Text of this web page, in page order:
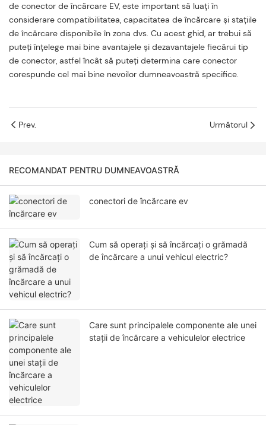
de conector de încărcare EV, este important să luați în
considerare compatibilitatea, capacitatea de încărcare și stațiile
de încărcare disponibile în zona dvs. Cu acest ghid, ar trebui să
puteți înțelege mai bine avantajele și dezavantajele fiecărui tip
de conector, astfel încât să puteți determina care conector
corespunde cel mai bine nevoilor dumneavoastră specifice.
Prev. Următorul
RECOMANDAT PENTRU DUMNEAVOASTRĂ
conectori de încărcare ev
Cum să operați și să încărcați o grămadă
de încărcare a unui vehicul electric?
Care sunt principalele componente ale unei
stații de încărcare a vehiculelor electrice